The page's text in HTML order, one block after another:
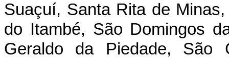
Suaçuí, Santa Rita de
do Itambé, São Domingos
Geraldo da Piedade, São